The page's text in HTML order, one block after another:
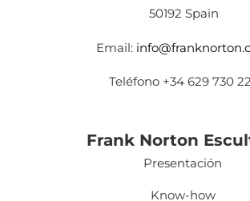
50192 Spain
Email:
Teléfono +34 629 730
Frank Norton
Presentación
Know-how